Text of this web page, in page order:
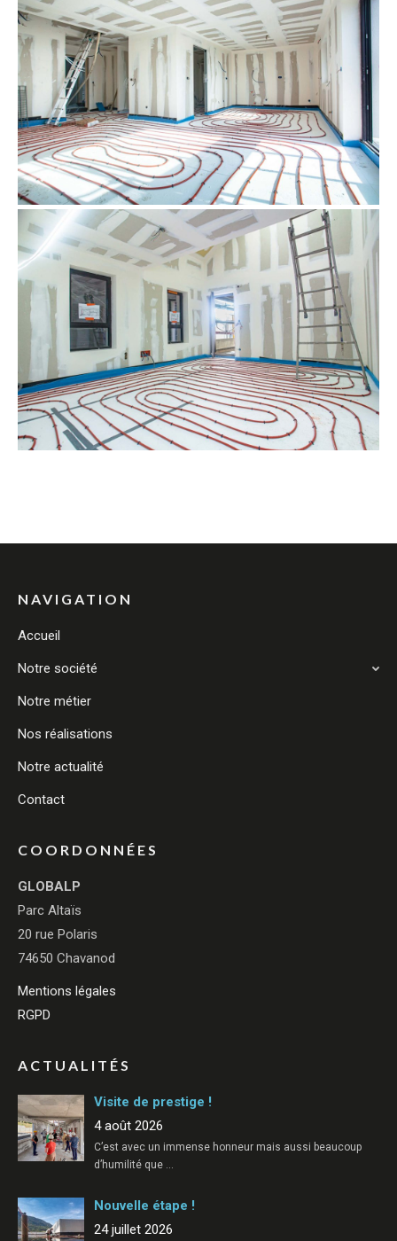
NAVIGATION
Accueil
Notre société
Notre métier
Nos réalisations
Notre actualité
Contact
COORDONNÉES
GLOBALP
Parc Altaïs
20 rue Polaris
74650 Chavanod
Mentions légales
RGPD
ACTUALITÉS
Visite de prestige !
4 août 2026
C’est avec un immense honneur mais aussi beaucoup
d’humilité que …
Nouvelle étape !
24 juillet 2026